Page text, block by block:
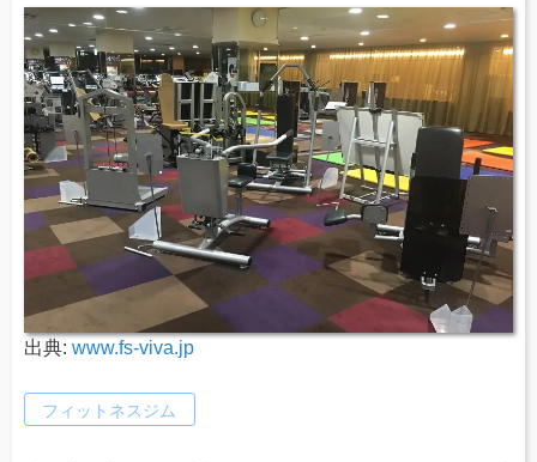
出典: www.fs-viva.jp
フィットネスジム